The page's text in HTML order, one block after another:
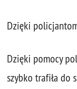
Dzięki
Dzięki pomocy
szybko trafiła do